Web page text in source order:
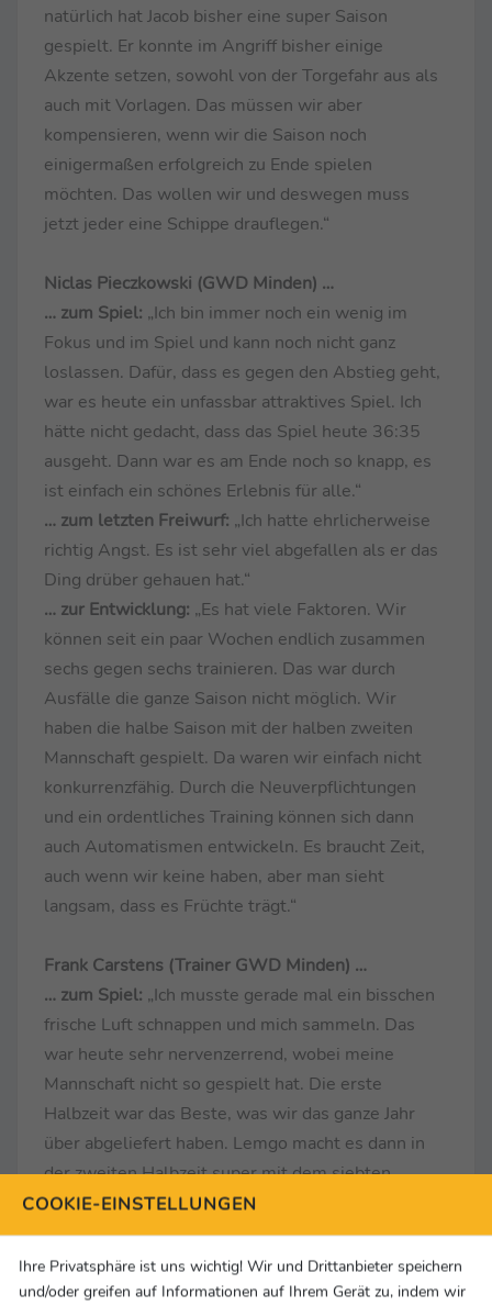
natürlich hat Jacob bisher eine super Saison
gespielt. Er konnte im Angriff bisher einige
Akzente setzen, sowohl von der Torgefahr aus als
auch mit Vorlagen. Das müssen wir aber
kompensieren, wenn wir die Saison noch
einigermaßen erfolgreich zu Ende spielen
möchten. Das wollen wir und deswegen muss
jetzt jeder eine Schippe drauflegen.“
Niclas Pieczkowski (GWD Minden) …
… zum Spiel: „Ich bin immer noch ein wenig im
Fokus und im Spiel und kann noch nicht ganz
loslassen. Dafür, dass es gegen den Abstieg geht,
war es heute ein unfassbar attraktives Spiel. Ich
hätte nicht gedacht, dass das Spiel heute 36:35
ausgeht. Dann war es am Ende noch so knapp, es
ist einfach ein schönes Erlebnis für alle.“
… zum letzten Freiwurf: „Ich hatte ehrlicherweise
richtig Angst. Es ist sehr viel abgefallen als er das
Ding drüber gehauen hat.“
… zur Entwicklung: „Es hat viele Faktoren. Wir
können seit ein paar Wochen endlich zusammen
sechs gegen sechs trainieren. Das war durch
Ausfälle die ganze Saison nicht möglich. Wir
haben die halbe Saison mit der halben zweiten
Mannschaft gespielt. Da waren wir einfach nicht
konkurrenzfähig. Durch die Neuverpflichtungen
und ein ordentliches Training können sich dann
auch Automatismen entwickeln. Es braucht Zeit,
auch wenn wir keine haben, aber man sieht
langsam, dass es Früchte trägt.“
Frank Carstens (Trainer GWD Minden) …
… zum Spiel: „Ich musste gerade mal ein bisschen
frische Luft schnappen und mich sammeln. Das
war heute sehr nervenzerrend, wobei meine
Mannschaft nicht so gespielt hat. Die erste
Halbzeit war das Beste, was wir das ganze Jahr
über abgeliefert haben. Lemgo macht es dann in
der zweiten Halbzeit super mit dem siebten
Feldspieler und war unheimlich effizient von der
Außenposition. Das hat sie wieder ran gebracht
und dann hatte ich eine Idee, die nicht so gut war.
Das Team hat uns dann gerettet und dafür bin ich
COOKIE-EINSTELLUNGEN
Ihre Privatsphäre ist uns wichtig! Wir und Drittanbieter speichern
und/oder greifen auf Informationen auf Ihrem Gerät zu, indem wir